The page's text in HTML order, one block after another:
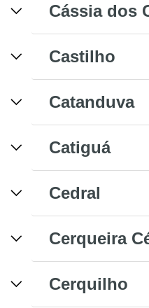
Cássia dos
Castilho
Catanduva
Catiguá
Cedral
Cerqueira
Cerquilho